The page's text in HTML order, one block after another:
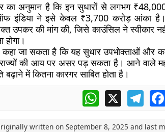
का अनुमान है कि इन सुधारों से लगभग
इंडिया ने इसे केवल ₹3,700 करोड़ आंका है।
उपकर की मांग की, जिसे काउंसिल ने स्वीकार
होगा।
जा सकता है कि यह सुधार उपभोक्ताओं और
की आय पर असर पड़ सकता है। आने वाले
बढ़ाने में कितना कारगर साबित होता है।
WhatsApp
X
written on September 8, 2025 and last